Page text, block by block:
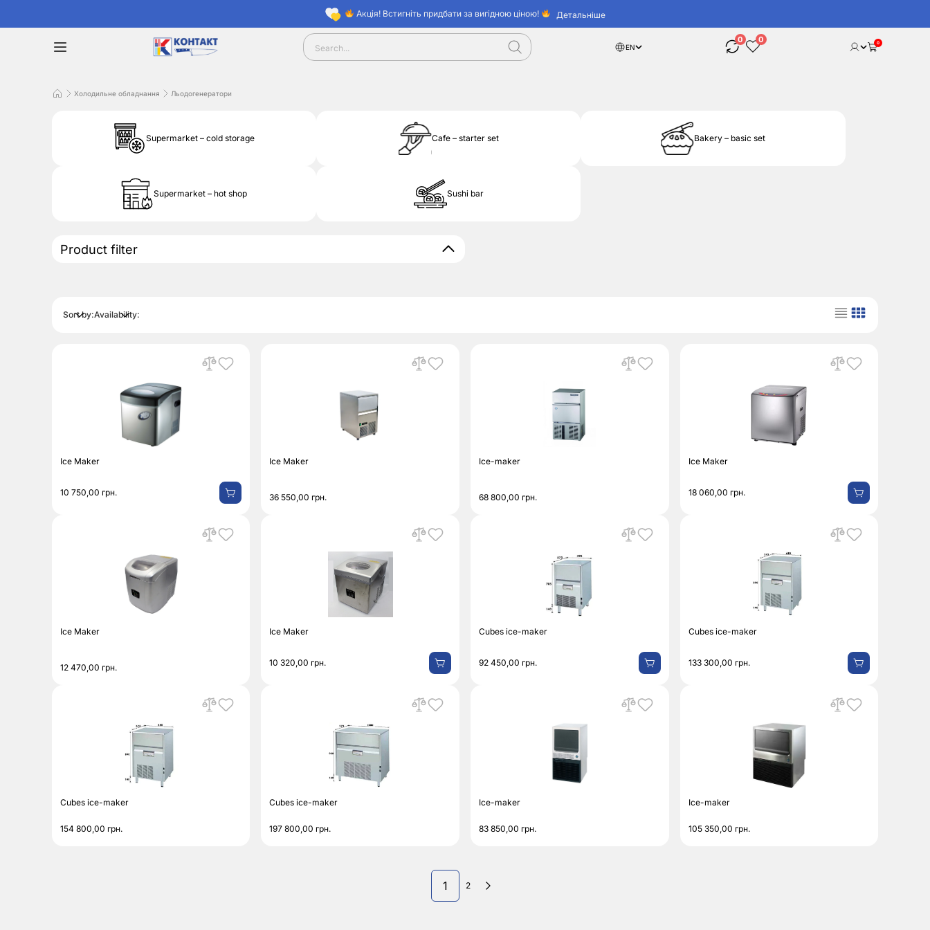
Акція! Встигніть придбати за вигідною ціною! Детальніше
EN
0 0 0
Холодильне обладнання Льодогенератори
Product filter
Supermarket – cold storage Cafe – starter set Bakery – basic set
Supermarket – hot shop Sushi bar
Sort by:Availability:
Ice Maker
10 750,00 грн.
Ice Maker
36 550,00 грн.
Ice-maker
68 800,00 грн.
Ice Maker
18 060,00 грн.
Ice Maker
12 470,00 грн.
Ice Maker
10 320,00 грн.
Cubes ice-maker
92 450,00 грн.
Cubes ice-maker
133 300,00 грн.
Cubes ice-maker
154 800,00 грн.
Cubes ice-maker
197 800,00 грн.
Ice-maker
83 850,00 грн.
Ice-maker
105 350,00 грн.
1 2